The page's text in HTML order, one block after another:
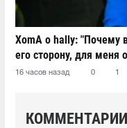
XomA о hally: "Почему
его сторону, для меня
16 часов назад 0 1
КОММЕНТАРИИ